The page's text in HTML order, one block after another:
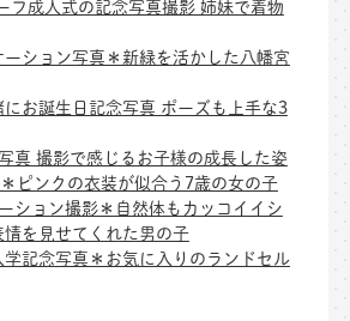
フ成人式の記念写真撮影 姉妹で着物
ション写真＊新緑を活かした八幡宮
お誕生日記念写真 ポーズも上手な3
真 撮影で感じるお子様の成長した姿
ピンクの衣装が似合う7歳の女の子
ション撮影＊自然体もカッコイイシ
を見せてくれた男の子
記念写真＊お気に入りのランドセル